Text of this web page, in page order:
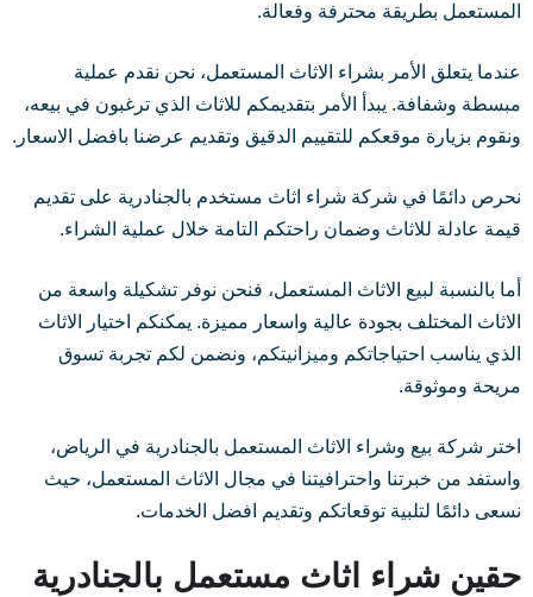
المستعمل بطريقة محترفة وفعالة.
عندما يتعلق الأمر بشراء الاثاث المستعمل، نحن نقدم عملية
مبسطة وشفافة. يبدأ الأمر بتقديمكم للاثاث الذي ترغبون في بيعه،
ونقوم بزيارة موقعكم للتقييم الدقيق وتقديم عرضنا بافضل الاسعار.
نحرص دائمًا في شركة شراء اثاث مستخدم بالجنادرية على تقديم
قيمة عادلة للاثاث وضمان راحتكم التامة خلال عملية الشراء.
أما بالنسبة لبيع الاثاث المستعمل، فنحن نوفر تشكيلة واسعة من
الاثاث المختلف بجودة عالية واسعار مميزة. يمكنكم اختيار الاثاث
الذي يناسب احتياجاتكم وميزانيتكم، ونضمن لكم تجربة تسوق
مريحة وموثوقة.
اختر شركة بيع وشراء الاثاث المستعمل بالجنادرية في الرياض،
واستفد من خبرتنا واحترافيتنا في مجال الاثاث المستعمل، حيث
نسعى دائمًا لتلبية توقعاتكم وتقديم افضل الخدمات.
حقين شراء اثاث مستعمل بالجنادرية